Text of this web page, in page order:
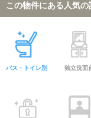
この物件にある人気
バス・トイレ別 独立洗面